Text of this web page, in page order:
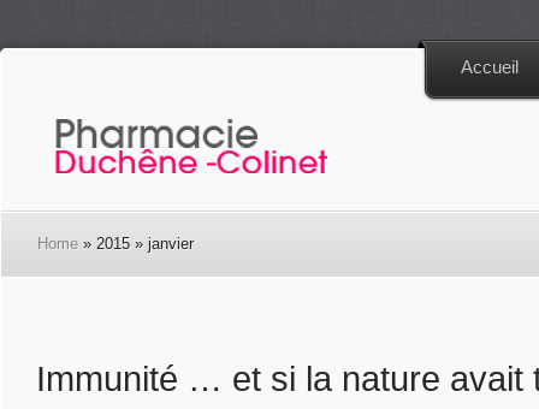
Accueil
Home » 2015 » janvier
Immunité … et si la nature avait